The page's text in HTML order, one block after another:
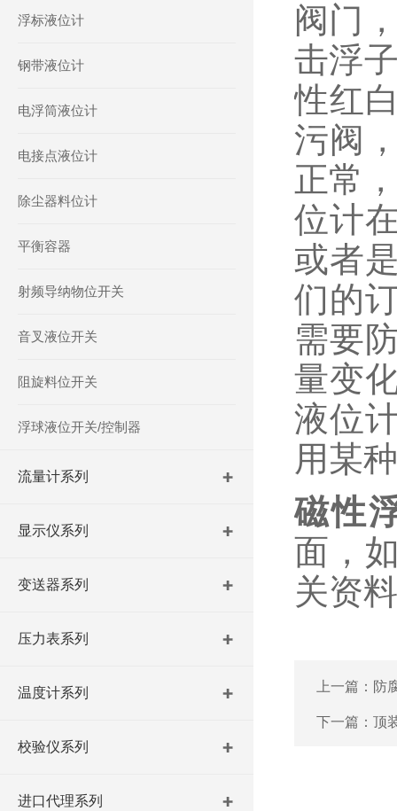
浮标液位计
钢带液位计
电浮筒液位计
电接点液位计
除尘器料位计
平衡容器
射频导纳物位开关
音叉液位开关
阻旋料位开关
浮球液位开关/控制器
流量计系列
显示仪系列
变送器系列
压力表系列
温度计系列
校验仪系列
进口代理系列
阀门
击浮
性红
污阀
正常
位计
或者
们的
需要
量变
液位
用某
磁性
面，
关资
上一篇： 防
下一篇： 顶